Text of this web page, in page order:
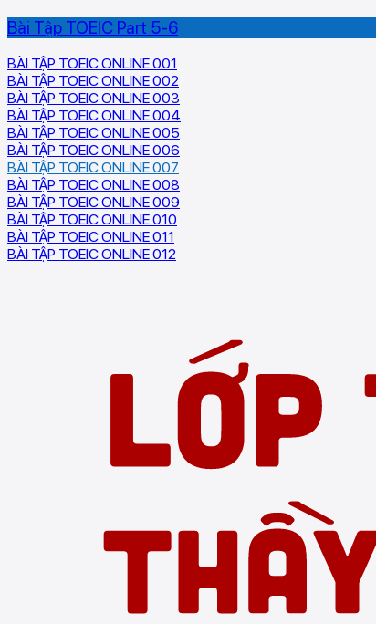
Bài Tập TOEIC Part 5-6
BÀI TẬP TOEIC ONLINE 001
BÀI TẬP TOEIC ONLINE 002
BÀI TẬP TOEIC ONLINE 003
BÀI TẬP TOEIC ONLINE 004
BÀI TẬP TOEIC ONLINE 005
BÀI TẬP TOEIC ONLINE 006
BÀI TẬP TOEIC ONLINE 007
BÀI TẬP TOEIC ONLINE 008
BÀI TẬP TOEIC ONLINE 009
BÀI TẬP TOEIC ONLINE 010
BÀI TẬP TOEIC ONLINE 011
BÀI TẬP TOEIC ONLINE 012